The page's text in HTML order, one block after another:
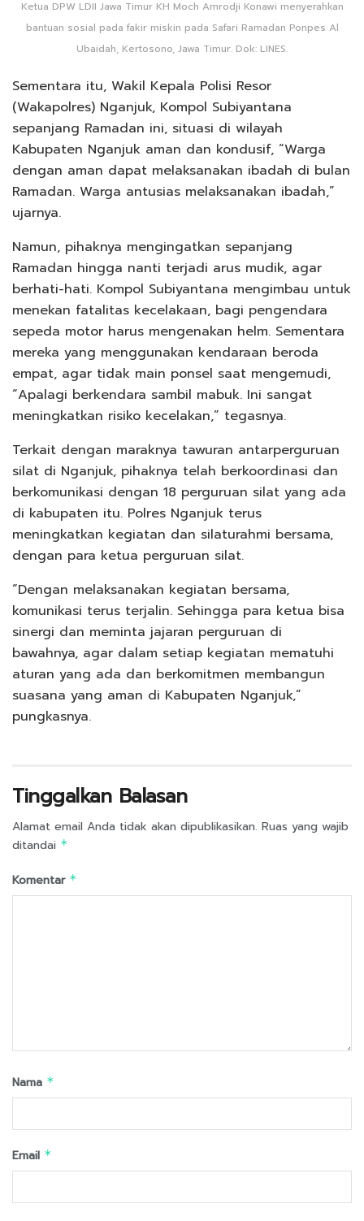
Ketua DPW LDII Jawa Timur KH Moch Amrodji Konawi menyerahkan
bantuan sosial pada fakir miskin pada Safari Ramadan Ponpes Al
Ubaidah, Kertosono, Jawa Timur. Dok: LINES.
Sementara itu, Wakil Kepala Polisi Resor
(Wakapolres) Nganjuk, Kompol Subiyantana
sepanjang Ramadan ini, situasi di wilayah
Kabupaten Nganjuk aman dan kondusif, “Warga
dengan aman dapat melaksanakan ibadah di bulan
Ramadan. Warga antusias melaksanakan ibadah,”
ujarnya.
Namun, pihaknya mengingatkan sepanjang
Ramadan hingga nanti terjadi arus mudik, agar
berhati-hati. Kompol Subiyantana mengimbau untuk
menekan fatalitas kecelakaan, bagi pengendara
sepeda motor harus mengenakan helm. Sementara
mereka yang menggunakan kendaraan beroda
empat, agar tidak main ponsel saat mengemudi,
“Apalagi berkendara sambil mabuk. Ini sangat
meningkatkan risiko kecelakan,” tegasnya.
Terkait dengan maraknya tawuran antarperguruan
silat di Nganjuk, pihaknya telah berkoordinasi dan
berkomunikasi dengan 18 perguruan silat yang ada
di kabupaten itu. Polres Nganjuk terus
meningkatkan kegiatan dan silaturahmi bersama,
dengan para ketua perguruan silat.
“Dengan melaksanakan kegiatan bersama,
komunikasi terus terjalin. Sehingga para ketua bisa
sinergi dan meminta jajaran perguruan di
bawahnya, agar dalam setiap kegiatan mematuhi
aturan yang ada dan berkomitmen membangun
suasana yang aman di Kabupaten Nganjuk,”
pungkasnya.
Tinggalkan Balasan
Alamat email Anda tidak akan dipublikasikan. Ruas yang wajib
ditandai *
Komentar *
Nama *
Email *